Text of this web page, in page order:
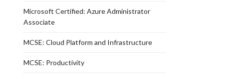
Microsoft Certified: Azure Administrator
Associate
MCSE: Cloud Platform and Infrastructure
MCSE: Productivity